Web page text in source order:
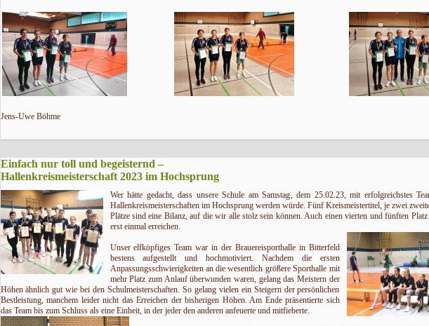
Jens-Uwe Böhme
Einfach nur toll und begeisternd –
Hallenkreismeisterschaft 2023 im Hochsprung
Wer hätte gedacht, dass unsere Schule am Samstag, dem 25.02.23, mit erfolgreichstes
Hallenkreismeisterschaften im Hochsprung werden würde. Fünf Kreismeistertitel, je zwei
Plätze sind eine Bilanz, auf die wir alle stolz sein können. Auch einen vierten und fünften Platz
erst einmal erreichen.
Unser elfköpfiges Team war in der Brauereisporthalle in Bitterfeld
bestens aufgestellt und hochmotiviert. Nachdem die ersten
Anpassungsschwierigkeiten an die wesentlich größere Sporthalle mit
mehr Platz zum Anlauf überwunden waren, gelang das Meistern der
Höhen ähnlich gut wie bei den Schulmeisterschaften. So gelang vielen ein Steigern der persönlichen
Bestleistung, manchem leider nicht das Erreichen der bisherigen Höhen. Am Ende präsentierte sich
das Team bis zum Schluss als eine Einheit, in der jeder den anderen anfeuerte und mitfieberte.